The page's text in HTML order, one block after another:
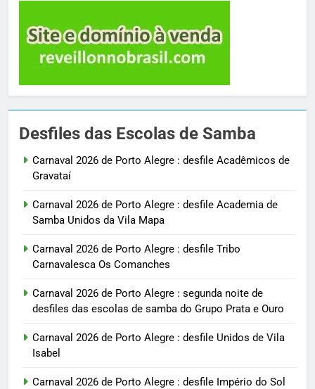
Desfiles das Escolas de Samba
Carnaval 2026 de Porto Alegre : desfile Acadêmicos de
Gravataí
Carnaval 2026 de Porto Alegre : desfile Academia de
Samba Unidos da Vila Mapa
Carnaval 2026 de Porto Alegre : desfile Tribo
Carnavalesca Os Comanches
Carnaval 2026 de Porto Alegre : segunda noite de
desfiles das escolas de samba do Grupo Prata e Ouro
Carnaval 2026 de Porto Alegre : desfile Unidos de Vila
Isabel
Carnaval 2026 de Porto Alegre : desfile Império do Sol